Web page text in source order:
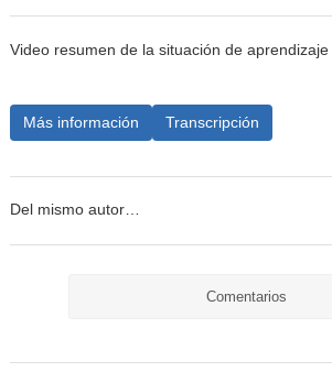
Video resumen de la situación de
Más información Transcripción
Del mismo autor…
Comentarios